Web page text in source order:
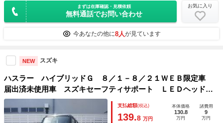
まずは在庫確認・見積依頼
無料通話でお問い合わせ
お気に入り
今あなたの他に8人が見ています
NEW スズキ
ハスラー ハイブリッドＧ ８／１－８／２１ＷＥＢ限定車
届出済未使用車 スズキセーフティサポート ＬＥＤヘッドラ
イト スマートキー プッシュスタート オートエアコン シ
ートヒーター 禁煙車
支払総額(税込)
139.8 万円
本体価格
130.8
万円
諸費用
9
万円